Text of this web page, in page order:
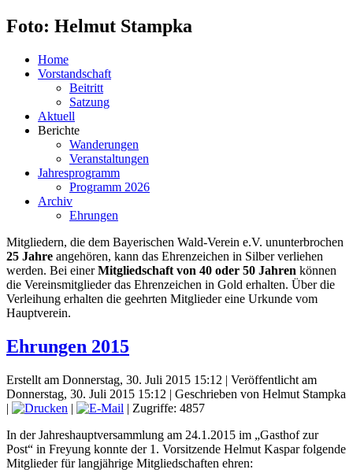
Foto: Helmut Stampka
Home
Vorstandschaft
Beitritt
Satzung
Aktuell
Berichte
Wanderungen
Veranstaltungen
Jahresprogramm
Programm 2026
Archiv
Ehrungen
Mitgliedern, die dem Bayerischen Wald-Verein e.V. ununterbrochen
25 Jahre angehören, kann das Ehrenzeichen in Silber verliehen
werden. Bei einerMitgliedschaft von 40 oder 50 Jahren können
die Vereinsmitglieder das Ehrenzeichen in Gold erhalten. Über die
Verleihung erhalten die geehrten Mitglieder eine Urkunde vom
Hauptverein.
Ehrungen 2015
Erstellt am Donnerstag, 30. Juli 2015 15:12 | Veröffentlicht am
Donnerstag, 30. Juli 2015 15:12 | Geschrieben von Helmut Stampka
|
|
| Zugriffe: 4857
In der Jahreshauptversammlung am 24.1.2015 im „Gasthof zur
Post“ in Freyung konnte der 1. Vorsitzende Helmut Kaspar folgende
Mitglieder für langjährige Mitgliedschaften ehren: